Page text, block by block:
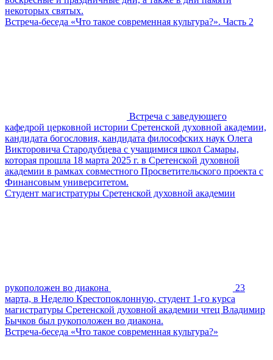
некоторых святых.
Встреча-беседа «Что такое современная культура?». Часть 2
Встреча с заведующего
кафедрой церковной истории Сретенской духовной академии,
кандидата богословия, кандидата философских наук Олега
Викторовича Стародубцева с учащимися школ Самары,
которая прошла 18 марта 2025 г. в Сретенской духовной
академии в рамках совместного Просветительского проекта с
Финансовым университетом.
Студент магистратуры Сретенской духовной академии
рукоположен во диакона
23
марта, в Неделю Крестопоклонную, студент 1-го курса
магистратуры Сретенской духовной академии чтец Владимир
Бычков был рукоположен во диакона.
Встреча-беседа «Что такое современная культура?»